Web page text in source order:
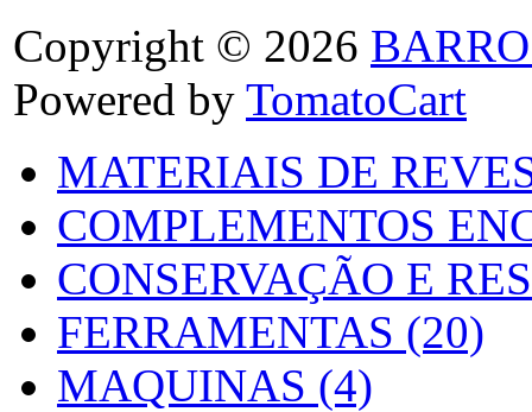
Copyright © 2026
Powered by TomatoCart
MATERIAIS DE
COMPLEMENTOS
CONSERVAÇÃO E
FERRAMENTAS (20)
MAQUINAS (4)